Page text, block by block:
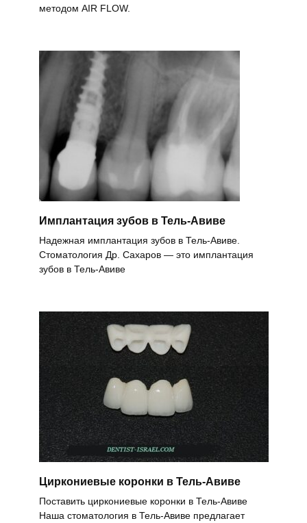
методом AIR FLOW.
Имплантация зубов в Тель-Авиве
Надежная имплантация зубов в Тель-Авиве.
Стоматология Др. Сахаров — это имплантация
зубов в Тель-Авиве
Циркониевые коронки в Тель-Авиве
Поставить циркониевые коронки в Тель-Авиве
Наша стоматология в Тель-Авиве предлагает